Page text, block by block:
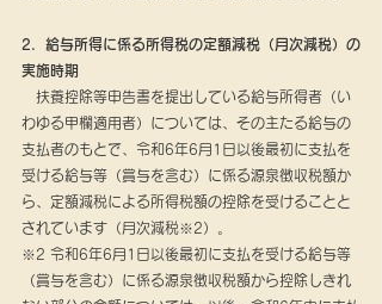
2．給与所得に係る所得税の定額減税（月次減税）の
実施時期
扶養控除等申告書を提出している給与所得者（い
わゆる甲欄適用者）については、その主たる給与の
支払者のもとで、令和6年6月1日以後最初に支払を
受ける給与等（賞与を含む）に係る源泉徴収税額か
ら、定額減税による所得税額の控除を受けることと
されています（月次減税※2）。
※2 令和6年6月1日以後最初に支払を受ける給与等
（賞与を含む）に係る源泉徴収税額から控除しきれ